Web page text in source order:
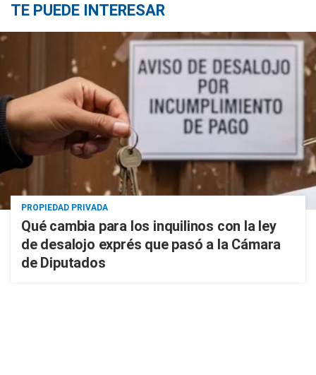
TE PUEDE INTERESAR
PROPIEDAD PRIVADA
Qué cambia para los inquilinos con la ley
de desalojo exprés que pasó a la Cámara
de Diputados